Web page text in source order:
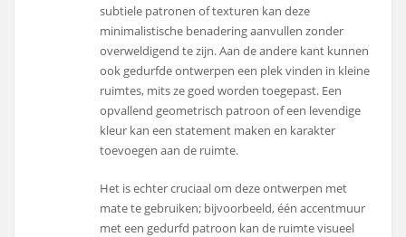
subtiele patronen of texturen kan deze
minimalistische benadering aanvullen zonder
overweldigend te zijn. Aan de andere kant kunnen
ook gedurfde ontwerpen een plek vinden in kleine
ruimtes, mits ze goed worden toegepast. Een
opvallend geometrisch patroon of een levendige
kleur kan een statement maken en karakter
toevoegen aan de ruimte.
Het is echter cruciaal om deze ontwerpen met
mate te gebruiken; bijvoorbeeld, één accentmuur
met een gedurfd patroon kan de ruimte visueel